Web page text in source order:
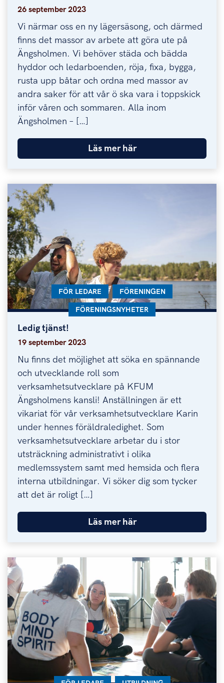
26 september 2023
Vi närmar oss en ny lägersäsong, och därmed
finns det massor av arbete att göra ute på
Ängsholmen. Vi behöver städa och bädda
hyddor och ledarboenden, röja, fixa, bygga,
rusta upp båtar och ordna med massor av
andra saker för att vår ö ska vara i toppskick
inför våren och sommaren. Alla inom
Ängsholmen – […]
Läs mer här
Ledig tjänst!
Ledig tjänst!
KATEGORI:
FÖR LEDARE KATEGORI:
FÖRENINGEN
KATEGORI:
FÖRENINGSNYHETER
19 september 2023
Nu finns det möjlighet att söka en spännande
och utvecklande roll som
verksamhetsutvecklare på KFUM
Ängsholmens kansli! Anställningen är ett
vikariat för vår verksamhetsutvecklare Karin
under hennes föräldraledighet. Som
verksamhetsutvecklare arbetar du i stor
utsträckning administrativt i olika
medlemssystem samt med hemsida och flera
interna utbildningar. Vi söker dig som tycker
att det är roligt […]
Läs mer här